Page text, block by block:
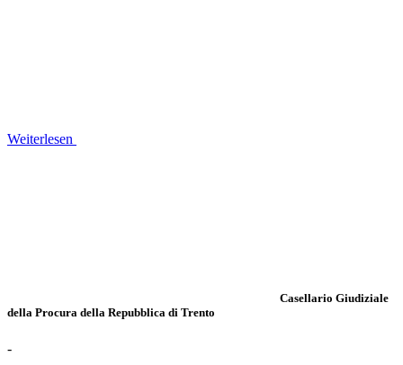
Weiterlesen
Casellario Giudiziale
della Procura della Repubblica di Trento
-